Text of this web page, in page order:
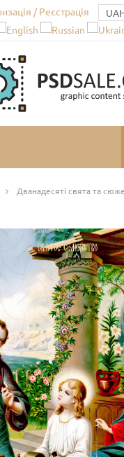
/ Реєстрація
Дванадесяті свята та